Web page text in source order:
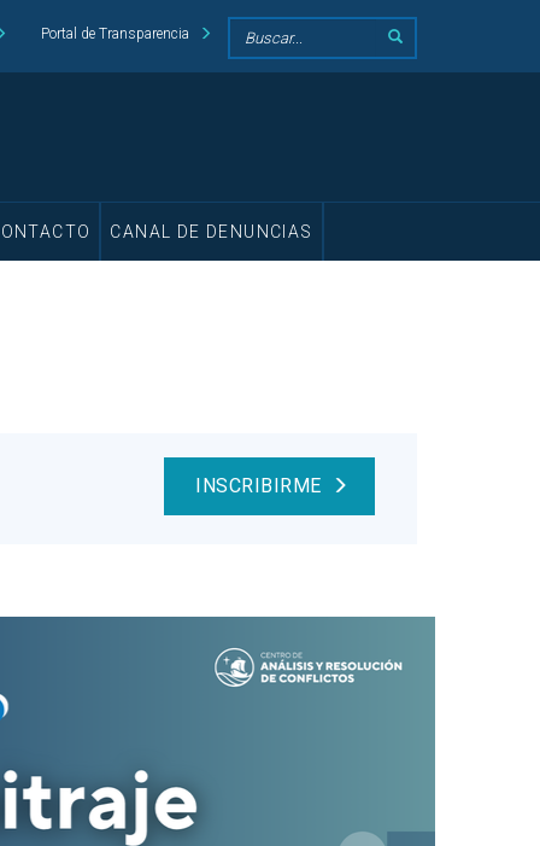
Portal de Transparencia
CANAL DE DENUNCIAS
INSCRIBIRME